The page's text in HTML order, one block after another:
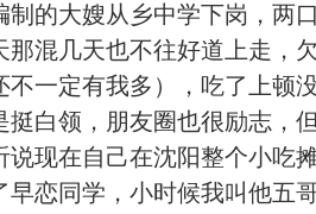
制的大嫂从乡中学下岗，两
那混几天也不往好道上走，
不一定有我多），吃了上顿
挺白领，朋友圈也很励志，
说现在自己在沈阳整个小吃
早恋同学，小时候我叫他五